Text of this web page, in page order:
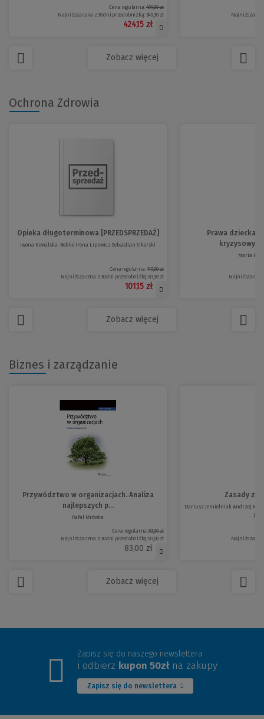
Cena regularna:499,00 zł
Najniższa cena z 30 dni przed obniżką: 349,30 zł
424,15 zł
Najniższa
Zobacz więcej
Ochrona Zdrowia
Opieka długoterminowa [PRZEDSPRZEDAŻ]
Iwona Kowalska-Bobko Irena Lipowicz Sebastian Sikorski
Cena regularna:119,00 zł
Najniższa cena z 30 dni przed obniżką:83,30 zł
101,15 zł
Prawa dziecka
Maria
Najniższa
Zobacz więcej
Biznes i zarządzanie
Przywództwo w organizacjach. Analiza
najlepszych p...
Rafał Mrówka
Cena regularna:83,00 zł
Najniższa cena z 30 dni przed obniżką:83,00 zł
83,00 zł
Zasady
Dariusz Jemielniak Andrzej K.
Jur...
Najniższa
Zobacz więcej
Zapisz się do naszego newslettera
i odbierz kupon 50zł na zakupy
Zapisz się do newslettera